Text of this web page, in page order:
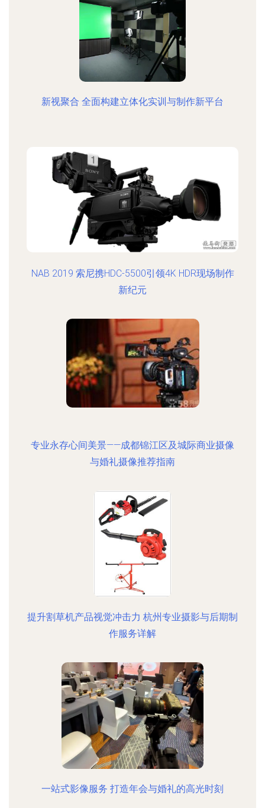
新视聚合 全面构建立体化实训与制作新平台
NAB 2019 索尼携HDC-5500引领4K HDR现场制作
新纪元
专业永存心间美景——成都锦江区及城际商业摄像
与婚礼摄像推荐指南
提升割草机产品视觉冲击力 杭州专业摄影与后期制
作服务详解
一站式影像服务 打造年会与婚礼的高光时刻